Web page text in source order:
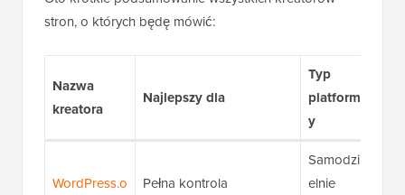
stron, o których będę mówić:
Nazwa
kreatora
Najlepszy dla
Typ
platform
y
WordPress.o
Pełna kontrola
Samodzi
elnie